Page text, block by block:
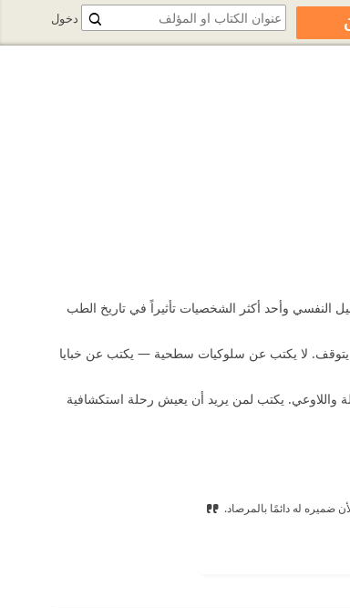
النفسي وأحد أكثر الشخصيات تأثيراً في تاريخ الطب
لا يتوقف. لا يكتب عن سلوكيات سطحية — يكتب عن خبايا
واللاوعي. يكتب لمن يريد أن يعيش رحلة استكشافية
ضميره له دائمًا بالمرصاد.‏
دخول